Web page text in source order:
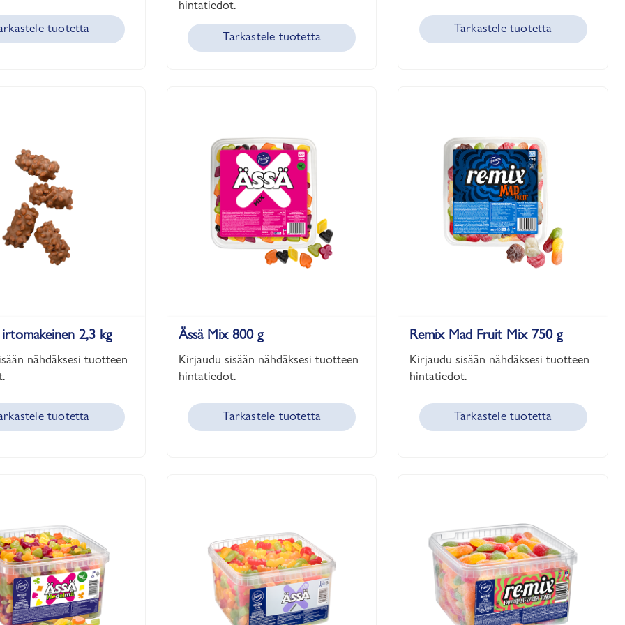
tuotetta
hintatiedot.
Tarkastele tuotetta
Tarkastele tuotetta
irtomakeinen 2,3 kg
nähdäksesi tuotteen
tuotetta
Ässä Mix 800 g
Kirjaudu sisään nähdäksesi tuotteen
hintatiedot.
Tarkastele tuotetta
Remix Mad Fruit Mix 750 g
Kirjaudu sisään nähdäksesi tuotteen
hintatiedot.
Tarkastele tuotetta